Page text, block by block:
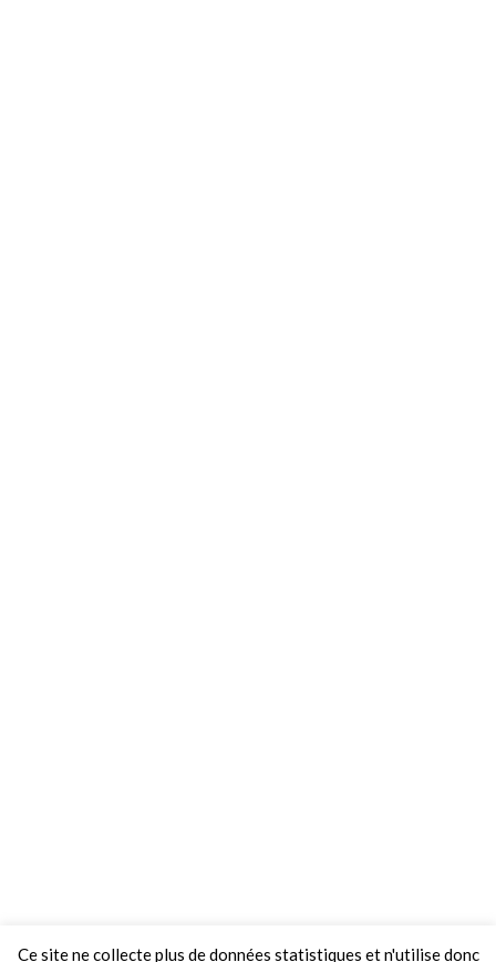
Ce site ne collecte plus de données statistiques et n'utilise donc